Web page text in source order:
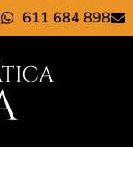
611 684 898